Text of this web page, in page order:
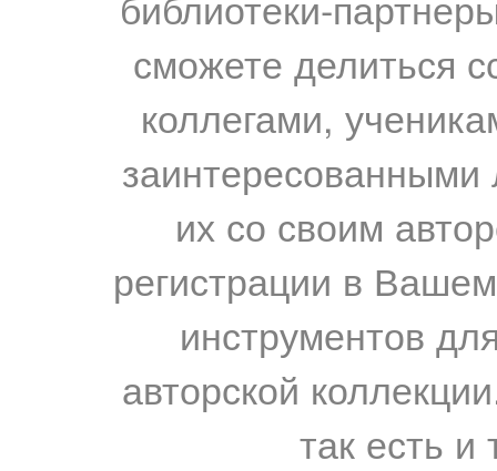
сможете делиться
коллегами,
их со своим
регистрации в
инструментов
авторской
так есть и